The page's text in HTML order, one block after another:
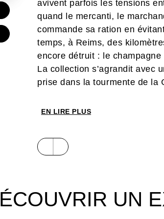
avivent parfois les tensions
quand le mercanti, le
commande sa ration en
temps, à Reims, des
encore détruit : le champagne
La collection s’agrandit avec
prise dans la tourmente de la
portrait documenté qui rend
EN LIRE PLUS
UN